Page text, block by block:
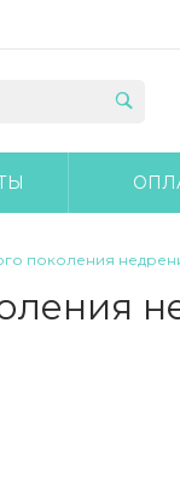
поколения